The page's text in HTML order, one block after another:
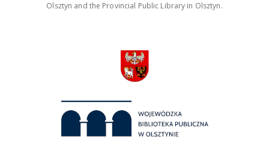
Olsztyn and the Provincial Public Library in Olsztyn.